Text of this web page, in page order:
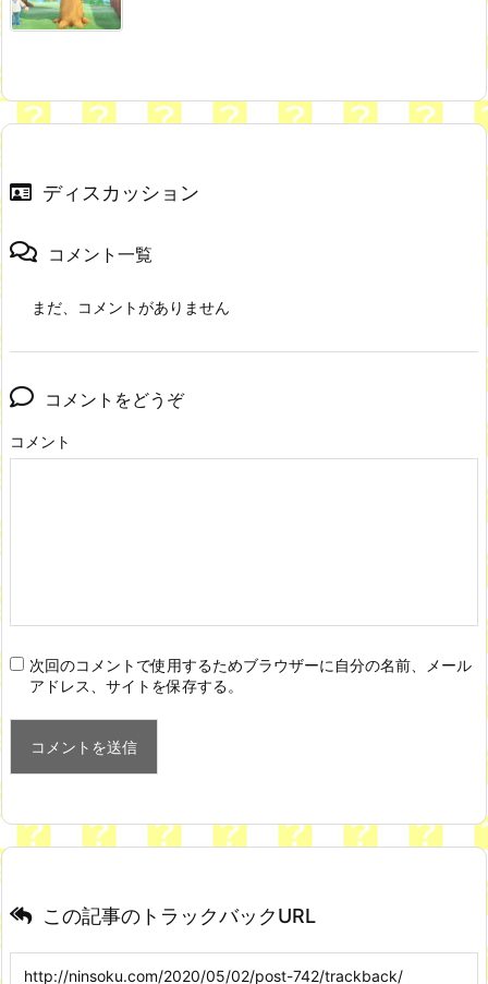
ディスカッション
コメント一覧
まだ、コメントがありません
コメントをどうぞ
コメント
次回のコメントで使用するためブラウザーに自分の名前、メール
アドレス、サイトを保存する。
この記事のトラックバックURL